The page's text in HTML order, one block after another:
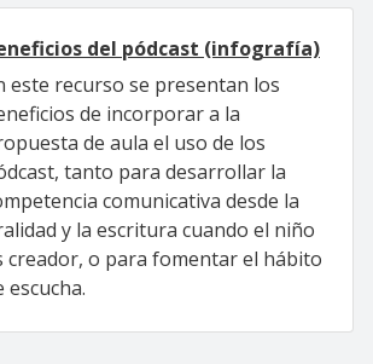
del pódcast (infografía)
este recurso se presentan los
de incorporar a la
de aula el uso de los
tanto para desarrollar la
comunicativa desde la
y la escritura cuando el niño
creador, o para fomentar el hábito
escucha.